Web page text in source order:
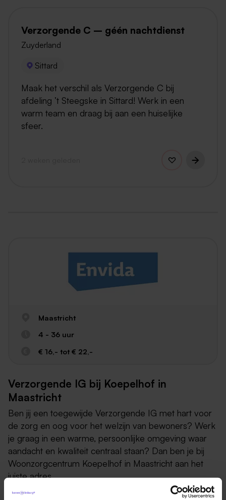
Verzorgende C – géén nachtdienst
Zuyderland
Sittard
Maak het verschil als Verzorgende C bij
afdeling ’t Steegske in Sittard! Werk in een
warm team en draag bij aan een huiselijke
sfeer.
Maastricht
4 - 36 uur
€ 16,- tot € 22,-
Verzorgende IG bij Koepelhof in
Maastricht
Ben jij een toegewijde Verzorgende IG met hart voor
de zorg en oog voor het welzijn van bewoners? Werk
je graag in een warme, persoonlijke omgeving waar
aandacht en kwaliteit centraal staan? Dan ben je bij
Woonzorgcentrum Koepelhof in Maastricht aan het
juiste adres.